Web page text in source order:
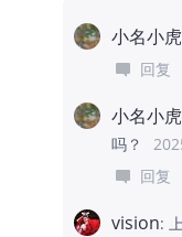
小名小
回复
小名小
吗？
回复
vision: